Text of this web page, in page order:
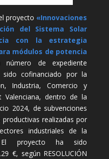
proyecto «Innovaciones
del Sistema Solar
con la estrategia
módulos de potencia
de expediente
sido cofinanciado por la
Industria, Comercio y
Valenciana, dentro de la
2024, de subvenciones
realizadas por
industriales de la
El proyecto ha sido
€, según RESOLUCIÓN